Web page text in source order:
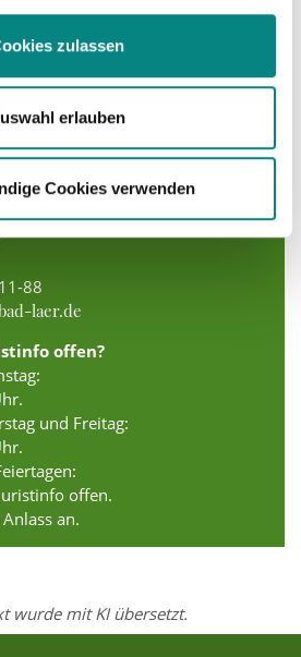
zulassen
erlauben
Cookies verwenden
uns besuchen.Das
Laer Touristik
warten auf Sie.
88
laer.de
offen?
und Freitag:
offen.
an.
wurde mit KI übersetzt.